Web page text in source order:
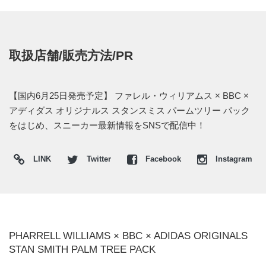
・ホワイト/ビビッドグリーン(S82071)
取扱店舗/販売方法/PR
【国内6月25日発売予定】 ファレル・ウィリアムス × BBC ×
アディダス オリジナルス スタンスミス パームツリー パック
をはじめ、スニーカー最新情報をSNSで配信中！
LINK Twitter Facebook Instagram
PHARRELL WILLIAMS × BBC × ADIDAS ORIGINALS
STAN SMITH PALM TREE PACK